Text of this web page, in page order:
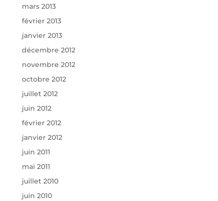
mars 2013
février 2013
janvier 2013
décembre 2012
novembre 2012
octobre 2012
juillet 2012
juin 2012
février 2012
janvier 2012
juin 2011
mai 2011
juillet 2010
juin 2010